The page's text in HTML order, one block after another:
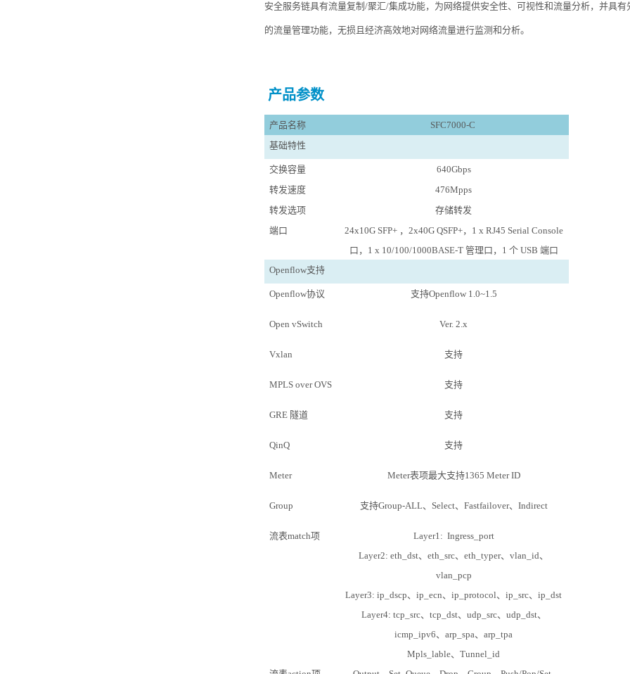
安全服务链具有流量复制 /聚汇/集成功能，为网络提供安全性、可视性和流量分析，并具有
的流量管理功能，无损且经济高效地对网络流量进行监测和分析。
产品参数
产品名称
SFC7000-C
基础特性
交换容量 640Gbps
转发速度
476Mpps
转发选项
存储转发
端口
24x10G SFP+ ， 2x40G QSFP+， 1 x RJ45 Serial Console
口 ， 1 x 10/100/1000BASE-T 管理口， 1 个 USB 端口
Openflow支持
Openflow协议 支持Openflow 1.0~1.5
Open vSwitch Ver. 2.x
Vxlan 支持
MPLS over OVS 支持
GRE 隧道 支持
QinQ 支持
Meter Meter表项最大支持1365 MeterID
Group 支持Group-ALL、 Select、 Fastfailover、 Indirect
流表match项 Layer1: Ingress_port
Layer2: eth_dst、 eth _src、 eth_typer、 vlan_id、
vlan_pcp
Layer3: ip_dscp、 ip_ecn、 ip_protocol、 ip_src、 ip _dst
Layer4: tcp_src、 tcp_dst、 udp_src、 udp_dst、
icmp_ipv6、 arp_spa、 arp_tpa
Mpls_lable、 Tunnel_id